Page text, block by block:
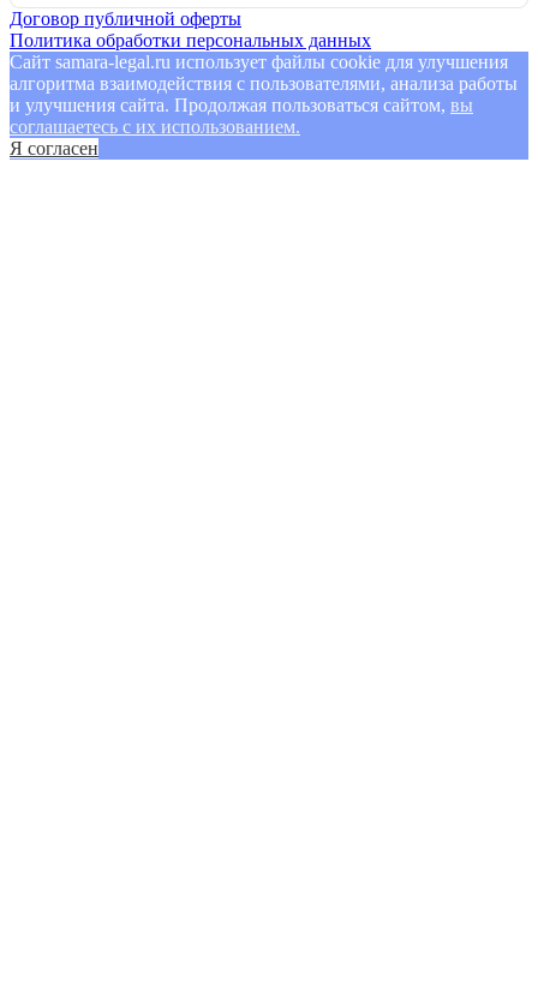
Договор публичной оферты
Политика обработки персональных данных
Сайт samara-legal.ru использует файлы cookie для улучшения
алгоритма взаимодействия с пользователями, анализа работы
и улучшения сайта. Продолжая пользоваться сайтом, вы
соглашаетесь с их использованием.
Я согласен